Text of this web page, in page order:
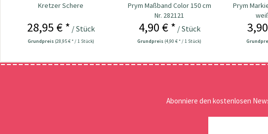
Kretzer Schere
28,95 € * / Stück
Grundpreis (28,95 € * / 1 Stück)
Prym Maßband Color 150 cm
Nr. 282121
4,90 € * / Stück
Grundpreis (4,90 € * / 1 Stück)
Prym
Abonniere den kostenlosen